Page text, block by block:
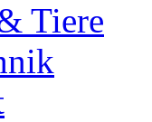
Tiere